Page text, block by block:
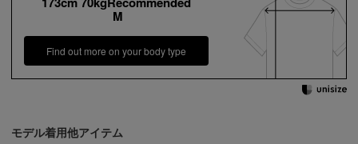
M
Find out more on your body type
モデル着用他アイテム